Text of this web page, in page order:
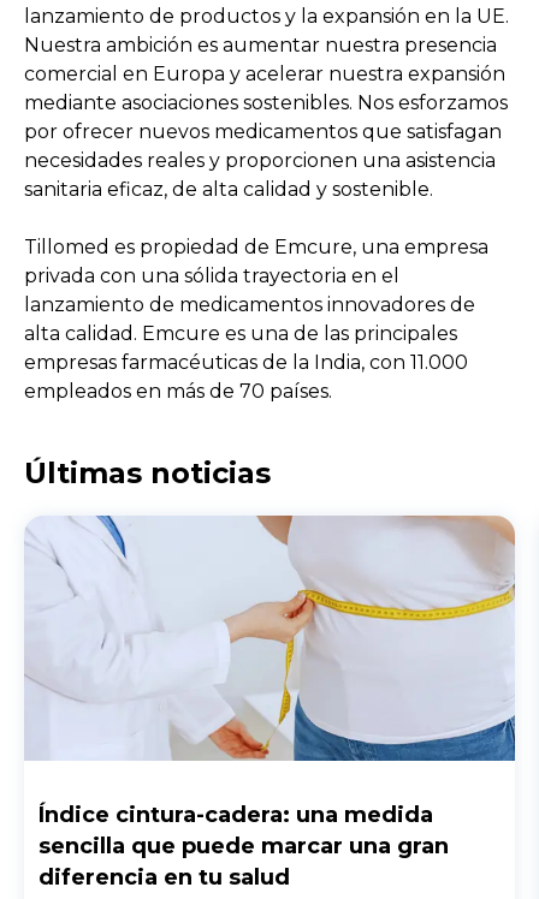
lanzamiento de productos y la expansión en la UE.
Nuestra ambición es aumentar nuestra presencia
comercial en Europa y acelerar nuestra expansión
mediante asociaciones sostenibles. Nos esforzamos
por ofrecer nuevos medicamentos que satisfagan
necesidades reales y proporcionen una asistencia
sanitaria eficaz, de alta calidad y sostenible.
Tillomed es propiedad de Emcure, una empresa
privada con una sólida trayectoria en el
lanzamiento de medicamentos innovadores de
alta calidad. Emcure es una de las principales
empresas farmacéuticas de la India, con 11.000
empleados en más de 70 países.
Últimas noticias
Índice cintura-cadera: una medida
sencilla que puede marcar una gran
diferencia en tu salud